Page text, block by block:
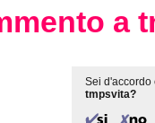
a
Sei d'accordo
tmpsvita?